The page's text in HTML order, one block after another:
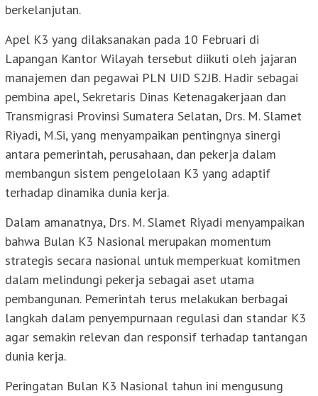
berkelanjutan.
Apel K3 yang dilaksanakan pada 10 Februari di
Lapangan Kantor Wilayah tersebut diikuti oleh jajaran
manajemen dan pegawai PLN UID S2JB. Hadir sebagai
pembina apel, Sekretaris Dinas Ketenagakerjaan dan
Transmigrasi Provinsi Sumatera Selatan, Drs. M. Slamet
Riyadi, M.Si, yang menyampaikan pentingnya sinergi
antara pemerintah, perusahaan, dan pekerja dalam
membangun sistem pengelolaan K3 yang adaptif
terhadap dinamika dunia kerja.
Dalam amanatnya, Drs. M. Slamet Riyadi menyampaikan
bahwa Bulan K3 Nasional merupakan momentum
strategis secara nasional untuk memperkuat komitmen
dalam melindungi pekerja sebagai aset utama
pembangunan. Pemerintah terus melakukan berbagai
langkah dalam penyempurnaan regulasi dan standar K3
agar semakin relevan dan responsif terhadap tantangan
dunia kerja.
Peringatan Bulan K3 Nasional tahun ini mengusung